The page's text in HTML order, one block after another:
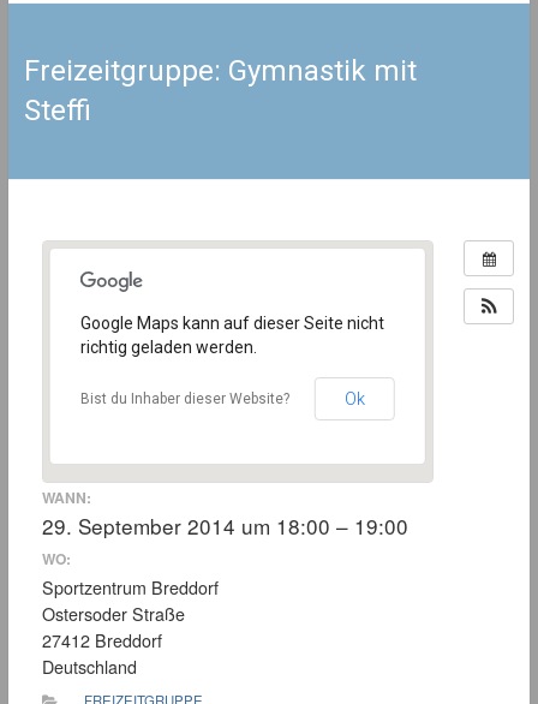
Freizeitgruppe: Gymnastik mit
Steffi
Google Maps kann auf dieser Seite nicht
richtig geladen werden.
Bist du Inhaber dieser Website? Ok
WANN:
29. September 2014 um 18:00 – 19:00
WO:
Sportzentrum Breddorf
Ostersoder Straße
27412 Breddorf
Deutschland